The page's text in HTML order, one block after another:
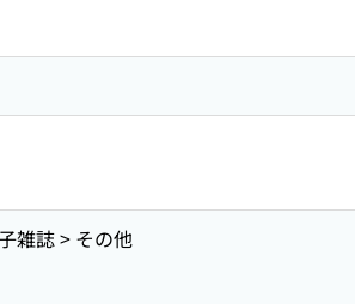
雑誌 > その他